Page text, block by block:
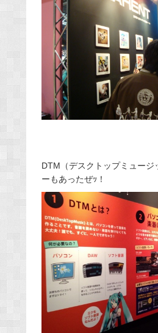
DTM（デスクトップミュージ
ーもあったぜｯ！